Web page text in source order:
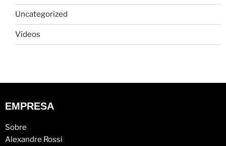
Uncategorized
Vídeos
EMPRESA
Sobre
Alexandre Rossi